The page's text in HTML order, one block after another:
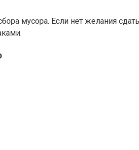
мусора. Если нет желания